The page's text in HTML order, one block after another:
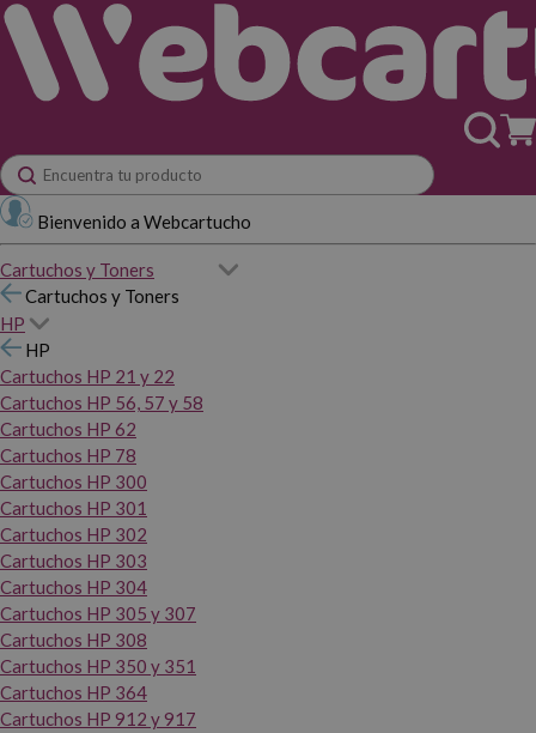
Bienvenido a Webcartucho
Cartuchos y Toners
Cartuchos y Toners
HP
HP
Cartuchos HP 21 y 22
Cartuchos HP 56, 57 y 58
Cartuchos HP 62
Cartuchos HP 78
Cartuchos HP 300
Cartuchos HP 301
Cartuchos HP 302
Cartuchos HP 303
Cartuchos HP 304
Cartuchos HP 305 y 307
Cartuchos HP 308
Cartuchos HP 350 y 351
Cartuchos HP 364
Cartuchos HP 912 y 917